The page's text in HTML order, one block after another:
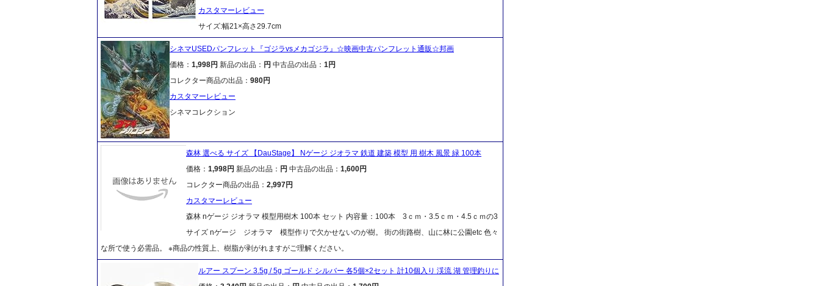
カスタマーレビュー
サイズ:幅21×高さ29.7cm
シネマUSEDパンフレット『ゴジラvsメカゴジラ』☆映画中古パンフレット通販☆邦画
価格： 1,998円 新品の出品： 円 中古品の出品： 1円
コレクター商品の出品： 980円
カスタマーレビュー
シネマコレクション
森林 選べる サイズ 【DauStage】 Nゲージ ジオラマ 鉄道 建築 模型 用 樹木 風景 緑 100本
価格： 1,998円 新品の出品： 円 中古品の出品： 1,600円
コレクター商品の出品： 2,997円
カスタマーレビュー
森林 nゲージ ジオラマ 模型用樹木 100本 セット 内容量：100本 3ｃｍ・3.5ｃｍ・4.5ｃｍの3
サイズ nゲージ ジオラマ 模型作りで欠かせないのが樹。 街の街路樹、山に林に公園etc 色々
な所で使う必需品。 ※商品の性質上、樹脂が剥がれますがご理解ください。
ルアー スプーン 3.5g / 5g ゴールド シルバー 各5個×2セット 計10個入り 渓流 湖 管理釣りに